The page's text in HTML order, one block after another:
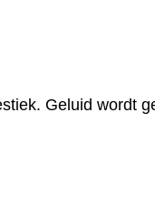
Geluid wordt